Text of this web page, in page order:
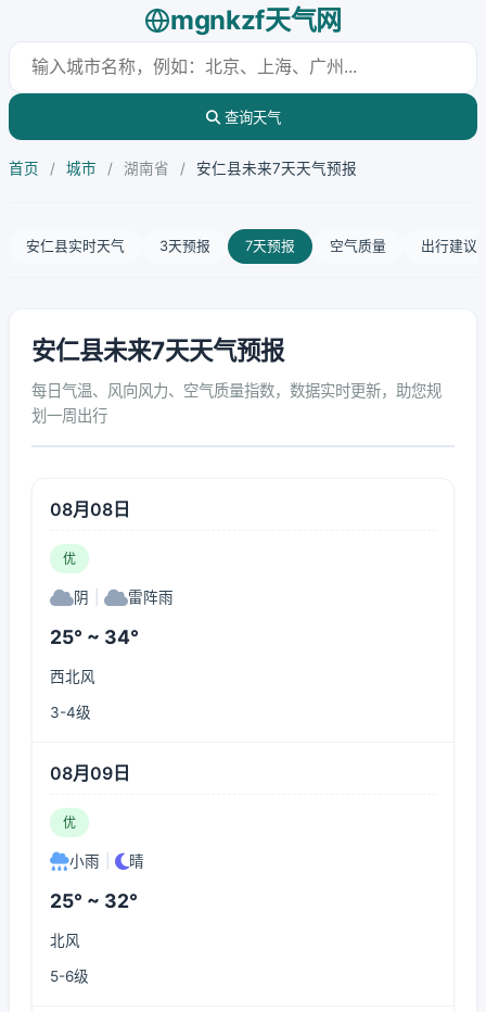
mgnkzf天气网
查询天气
首页 / 城市 / 湖南省 / 安仁县未来7天天气预报
安仁县实时天气 3天预报 7天预报 空气质量 出行建议
安仁县未来7天天气预报
每日气温、风向风力、空气质量指数，数据实时更新，助您规
划一周出行
08月08日
优
阴 雷阵雨
25° ~ 34°
西北风
3-4级
08月09日
优
小雨 晴
25° ~ 32°
北风
5-6级